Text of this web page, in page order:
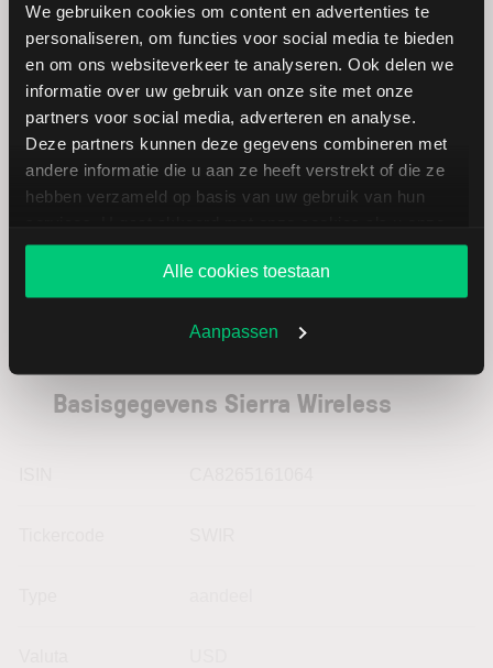
We gebruiken cookies om content en advertenties te
personaliseren, om functies voor social media te bieden
en om ons websiteverkeer te analyseren. Ook delen we
informatie over uw gebruik van onze site met onze
partners voor social media, adverteren en analyse.
Deze partners kunnen deze gegevens combineren met
andere informatie die u aan ze heeft verstrekt of die ze
hebben verzameld op basis van uw gebruik van hun
website blijft gebruiken.
Alle cookies toestaan
Aanpassen
Ciena USD
Motorola
Solutions
USD
Proximus EUR
Basisgegevens Sierra Wireless